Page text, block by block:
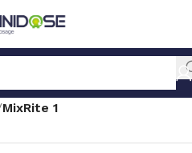
DOSAGE
MixRite 1